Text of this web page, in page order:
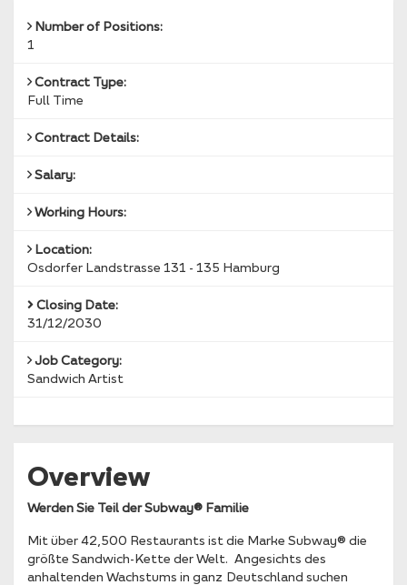
Number of Positions:
1
Contract Type:
Full Time
Contract Details:
Salary:
Working Hours:
Location:
Osdorfer Landstrasse 131 - 135 Hamburg
Closing Date:
31/12/2030
Job Category:
Sandwich Artist
Overview
Werden Sie Teil der Subway® Familie
Mit über 42,500 Restaurants ist die Marke Subway® die
größte Sandwich-Kette der Welt. Angesichts des
anhaltenden Wachstums in ganz Deutschland suchen